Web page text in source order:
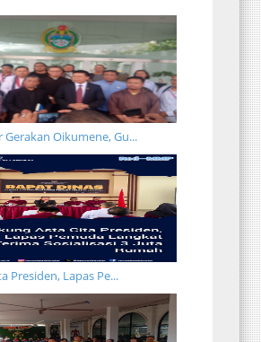
Gerakan Oikumene, Gu...
Presiden, Lapas Pe...